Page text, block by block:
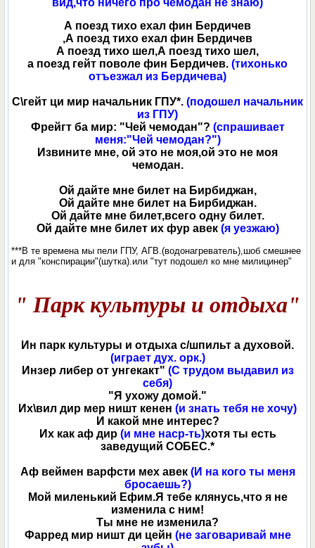
вид,что ничего про чемодан не знаю)
А поезд тихо ехал фин Бердичев
,А поезд тихо ехал фин Бердичев
А поезд тихо шел,А поезд тихо шел,
а поезд гейт поволе фин Бердичев. (тихонько
отъезжал из Бердичева)
С\гейт ци мир начальник ГПУ*. (подошел начальник
из ГПУ)
Фрейгт ба мир: "Чей чемодан"? (спрашивает
меня:"Чей чемодан?")
Извините мне, ой это не моя,ой это не моя
чемодан.
Ой дайте мне билет на Бирбиджан,
Ой дайте мне билет на Бирбиджан.
Ой дайте мне билет,всего одну билет.
Ой дайте мне билет их фур авек (я уезжаю)
***В те времена мы пели ГПУ, АГВ.(водонагреватель),шоб смешнее
и для "конспирации"(шутка).или "тут подошел ко мне милицинер"
" Парк культуры и отдыха"
Ин парк культуры и отдыха с/шпильт а духовой.
(играет дух. орк.)
Инзер либер от унгекакт" (С трудом выдавил из
себя)
"Я ухожу домой."
Их\вил дир мер ништ кенен (и знать тебя не хочу)
И какой мне интерес?
Их как аф дир (и мне наср-ть)хотя ты есть
заведущий СОБЕС.*
Аф веймен варфсти мех авек (И на кого ты меня
бросаешь?)
Мой миленький Ефим.Я тебе клянусь,что я не
изменила с ним!
Ты мне не изменила?
Фарред мир ништ ди цейн (не заговаривай мне